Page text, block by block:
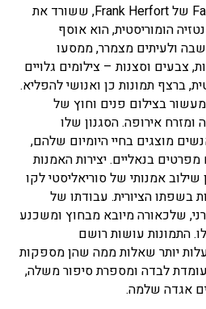
פרויקט Fairy Tale of Russia של Frank Herfort, ששורד את
הומוריסטית, הוא אוסף
ולעיתים מצמרר, ממסעו
צבעים וסצנות – צילומים גלויים
ברצף תמונות כן ואנושי להפליא.
בצילום פנים וחוץ של
ומזרח אירופה. הסגנון שלו
מוצגים בחיי היומיום שלהם,
בנאליים. יצירות האמנות
אמנותי של סוריאליסטי לקו
בשפתו הציורית. עבודתו של
שלכאורה מיובא מבחוץ ומשכנע
התמונות עושות רושם
יותר שאלות ממה שהן מספקות
לבדה ומספרת סיפור משלה,
אגדה שלמה.